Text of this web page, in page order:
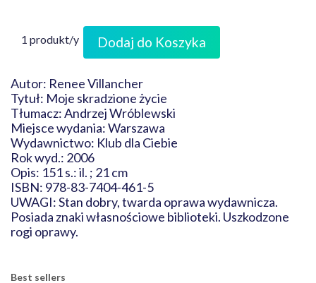
1 produkt/y Dodaj do Koszyka
Autor: Renee Villancher
Tytuł: Moje skradzione życie
Tłumacz: Andrzej Wróblewski
Miejsce wydania: Warszawa
Wydawnictwo: Klub dla Ciebie
Rok wyd.: 2006
Opis: 151 s.: il. ; 21 cm
ISBN: 978-83-7404-461-5
UWAGI: Stan dobry, twarda oprawa wydawnicza.
Posiada znaki własnościowe biblioteki. Uszkodzone
rogi oprawy.
Best sellers